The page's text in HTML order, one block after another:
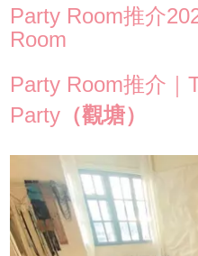
Party Room推介
Room
Party Room推介｜
Party（觀塘）